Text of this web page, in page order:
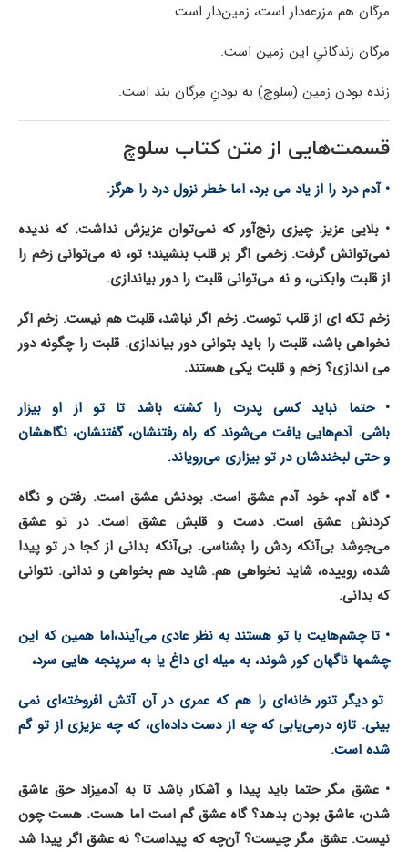
مرگان هم مزرعه‌دار است، زمین‌دار است.
مرگان زندگانیِ این زمین است.
زنده بودن زمین (سلوچ) به بودنِ مِرگان بند است.
قسمت‌هایی از متن کتاب سلوچ
• آدم درد را از یاد می برد، اما خطر نزول درد را هرگز.
• بلایی عزیز. چیزی رنج‌آور که نمی‌توان عزیزش نداشت. که ندیده
نمی‌توانش گرفت.زخمی اگر بر قلب بنشیند؛ تو، نه می‌توانی زخم را
از قلبت وابکنی، و نه می‌توانی قلبت را دور بیاندازی.
زخم تکه ای از قلب توست.زخم اگر نباشد، قلبت هم نیست. زخم اگر
نخواهی باشد، قلبت را باید بتوانی دور بیاندازی.قلبت را چگونه دور
می اندازی؟ زخم و قلبت یکی هستند.
• حتما نباید کسی پدرت را کشته باشد تا تو از او بیزار
باشی.آدم‌هایی یافت می‌شوند که راه رفتنشان، گفتنشان، نگاهشان
و حتی لبخندشان در تو بیزاری می‌رویاند.
• گاه آدم، خود آدم عشق است. بودنش عشق است. رفتن و نگاه
کردنش عشق است.دست و قلبش عشق است. در تو عشق
می‌جوشد بی‌آنکه ردش را بشناسی.بی‌آنکه بدانی از کجا در تو پیدا
شده، روییده، شاید نخواهی هم.شاید هم بخواهی و ندانی. نتوانی
که بدانی.
• تا چشم‌هایت با تو هستند به نظر عادی می‌آیند،اما همین که این
چشمها ناگهان کور شوند، به میله ای داغ یا به سرپنجه هایی سرد،
تو دیگر تنور خانه‌ای را هم که عمری در آن آتش افروخته‌ای نمی
بینی. تازه درمی‌یابی که چه از دست داده‌ای، که چه عزیزی از تو گم
شده است.
• عشق مگر حتما باید پیدا و آشکار باشد تا به آدمیزاد حق عاشق
شدن، عاشق بودن بدهد؟گاه عشق گم است اما هست. هست چون
نیست. عشق مگر چیست؟ آن‌چه که پیداست؟ نه عشق اگر پیدا شد